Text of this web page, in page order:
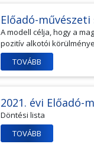
Előadó-
A modell célja, hogy a
pozitív alkotói
TOVÁBB
2021. évi
Döntési lista
TOVÁBB